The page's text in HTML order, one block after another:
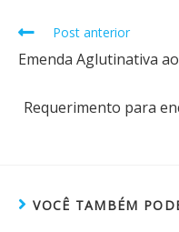
Post anterior
Emenda Aglutinativa
Requerimento para
VOCÊ TAMBÉM